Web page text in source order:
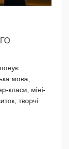
мова,
класи, міні-
творчі